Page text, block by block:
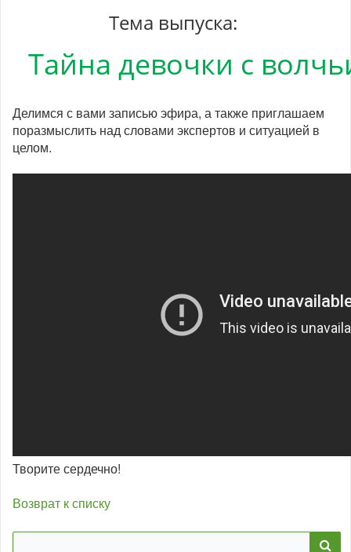
Тема выпуска:
Тайна девочки с
Делимся с вами записью эфира, а также приглашаем
поразмыслить над словами экспертов и ситуацией в
целом.
Творите сердечно!
Возврат к списку